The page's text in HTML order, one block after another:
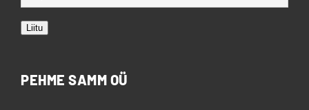
Liitu
PEHME SAMM OÜ